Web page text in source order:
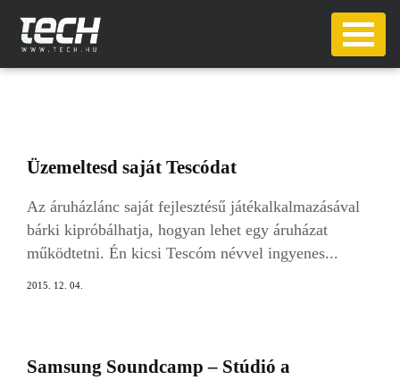
Üzemeltesd saját Tescódat
Az áruházlánc saját fejlesztésű játékalkalmazásával
bárki kipróbálhatja, hogyan lehet egy áruházat
működtetni. Én kicsi Tescóm névvel ingyenes...
2015. 12. 04.
Samsung Soundcamp – Stúdió a